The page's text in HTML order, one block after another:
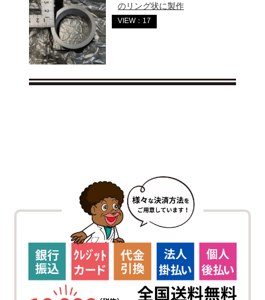
のリング状に製作
VIEW：17